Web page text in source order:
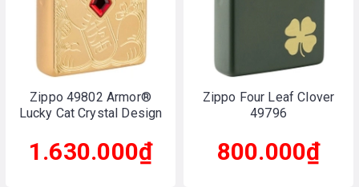
Zippo 49802 Armor®
Lucky Cat Crystal Design
1.630.000₫
Zippo Four Leaf Clover
49796
800.000₫